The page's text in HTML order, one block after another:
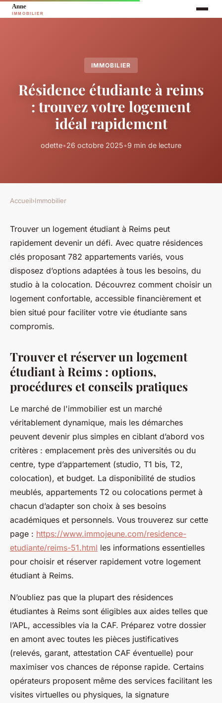
IMMOBILIER
Résidence étudiante à reims
: trouvez votre logement
idéal rapidement
odette•26 octobre 2025•9 min de lecture
Accueil›Immobilier
Trouver un logement étudiant à Reims peut
rapidement devenir un défi. Avec quatre résidences
clés proposant 782 appartements variés, vous
disposez d’options adaptées à tous les besoins, du
studio à la colocation. Découvrez comment choisir un
logement confortable, accessible financièrement et
bien situé pour faciliter votre vie étudiante sans
compromis.
Trouver et réserver un logement
étudiant à Reims : options,
procédures et conseils pratiques
Le marché de l'immobilier est un marché
véritablement dynamique, mais les démarches
peuvent devenir plus simples en ciblant d’abord vos
critères : emplacement près des universités ou du
centre, type d’appartement (studio, T1 bis, T2,
colocation), et budget. La disponibilité de studios
meublés, appartements T2 ou colocations permet à
chacun d’adapter son choix à ses besoins
académiques et personnels. Vous trouverez sur cette
page : https://www.immojeune.com/residence-
etudiante/reims-51.html les informations essentielles
pour choisir et réserver rapidement votre logement
étudiant à Reims.
N’oubliez pas que la plupart des résidences
étudiantes à Reims sont éligibles aux aides telles que
l’APL, accessibles via la CAF. Préparez votre dossier
en amont avec toutes les pièces justificatives
(relevés, garant, attestation CAF éventuelle) pour
maximiser vos chances de réponse rapide. Certains
opérateurs proposent même des services facilitant les
visites virtuelles ou physiques, la signature